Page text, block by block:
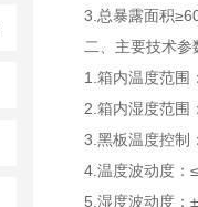
3.总暴露面积
二、主要技术参
1.箱内温度范
2.箱内湿度范围
3.黑板温度控
4.温度波动度
5.湿度波动度：